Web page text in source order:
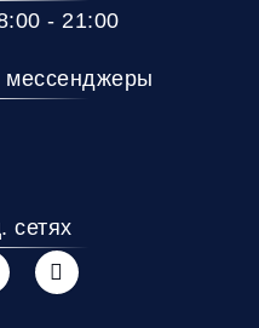
- 21:00
мессенджеры
сетях